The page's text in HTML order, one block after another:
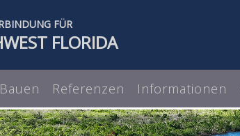
FÜR
FLORIDA
Bauen Referenzen Informationen